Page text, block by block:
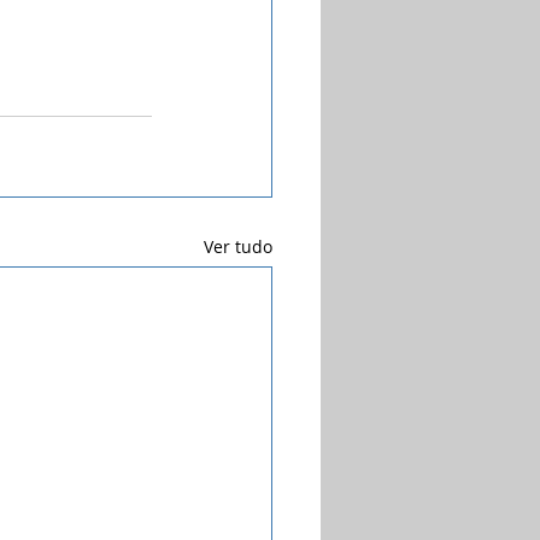
Ver tudo